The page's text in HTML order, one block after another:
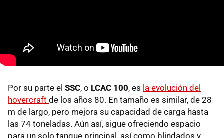
Por su parte el SSC, o LCAC 100, es la evolución del
hovercraft de los años 80. En tamaño es similar, de 28
m de largo, pero mejora su capacidad de carga hasta
las 74 toneladas. Aún así, sigue ofreciendo espacio
para un solo tanque principal, así como blindados y